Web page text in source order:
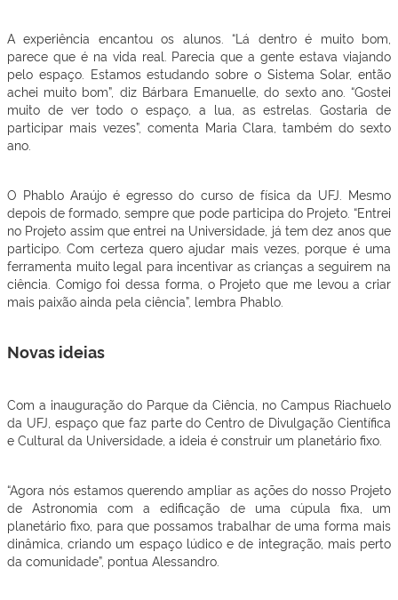
A experiência encantou os alunos. “Lá dentro é muito bom,
parece que é na vida real. Parecia que a gente estava viajando
pelo espaço. Estamos estudando sobre o Sistema Solar, então
achei muito bom”, diz Bárbara Emanuelle, do sexto ano. “Gostei
muito de ver todo o espaço, a lua, as estrelas. Gostaria de
participar mais vezes”, comenta Maria Clara, também do sexto
ano.
O Phablo Araújo é egresso do curso de física da UFJ. Mesmo
depois de formado, sempre que pode participa do Projeto. “Entrei
no Projeto assim que entrei na Universidade, já tem dez anos que
participo. Com certeza quero ajudar mais vezes, porque é uma
ferramenta muito legal para incentivar as crianças a seguirem na
ciência. Comigo foi dessa forma, o Projeto que me levou a criar
mais paixão ainda pela ciência”, lembra Phablo.
Novas ideias
Com a inauguração do Parque da Ciência, no Campus Riachuelo
da UFJ, espaço que faz parte do Centro de Divulgação Científica
e Cultural da Universidade, a ideia é construir um planetário fixo.
“Agora nós estamos querendo ampliar as ações do nosso Projeto
de Astronomia com a edificação de uma cúpula fixa, um
planetário fixo, para que possamos trabalhar de uma forma mais
dinâmica, criando um espaço lúdico e de integração, mais perto
da comunidade”, pontua Alessandro.